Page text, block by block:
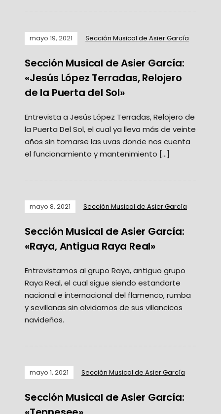
mayo 19, 2021 Sección Musical de Asier García
Sección Musical de Asier García:
«Jesús López Terradas, Relojero
de la Puerta del Sol»
Entrevista a Jesús López Terradas, Relojero de
la Puerta Del Sol, el cual ya lleva más de veinte
años sin tomarse las uvas donde nos cuenta
el funcionamiento y mantenimiento […]
mayo 8, 2021 Sección Musical de Asier García
Sección Musical de Asier García:
«Raya, Antigua Raya Real»
Entrevistamos al grupo Raya, antiguo grupo
Raya Real, el cual sigue siendo estandarte
nacional e internacional del flamenco, rumba
y sevillanas sin olvidarnos de sus villancicos
navideños.
mayo 1, 2021 Sección Musical de Asier García
Sección Musical de Asier García: